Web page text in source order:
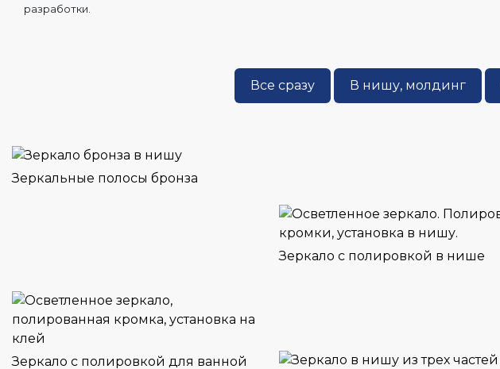
разработки.
Все сразу В нишу, молдинг
Зеркальные полосы бронза
Зеркало с полировкой в нише
Зеркало с полировкой для ванной